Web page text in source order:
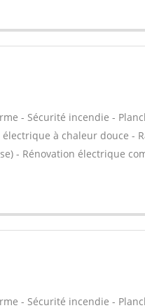
- Sécurité incendie -
à chaleur douce -
- Rénovation électrique
- Sécurité incendie -